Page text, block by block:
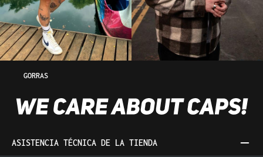
GORRAS
ASISTENCIA TÉCNICA DE LA TIENDA